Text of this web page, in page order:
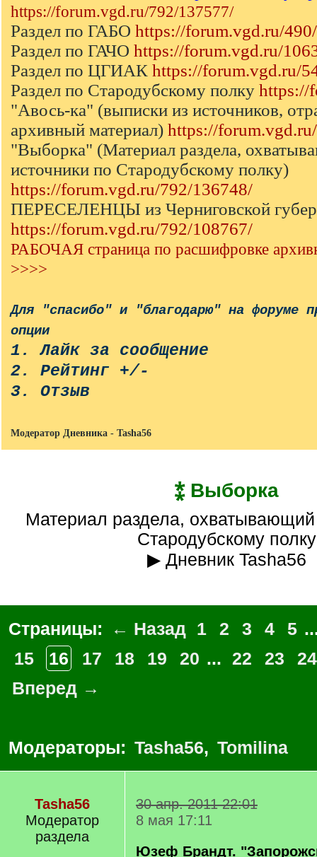
https://forum.vgd.ru/792/137577/
Раздел по ГАБО https://forum.vgd.ru/490/
Раздел по ГАЧО https://forum.vgd.ru/
Раздел по ЦГИАК https://forum.vgd.ru/
Раздел по Стародубскому полку https://
"Авось-ка" (выписки из источников,
архивный материал) https://
"Выборка" (Материал раздела,
источники по Стародубскому полку)
https://forum.vgd.ru/792/136748/
ПЕРЕСЕЛЕНЦЫ из Черниговской
https://forum.vgd.ru/792/108767/
РАБОЧАЯ страница по расшифровке
>>>>
Для "спасибо" и "благодарю" на форуме
опции
1. Лайк за сообщение
2. Рейтинг +/-
3. Отзыв
Модератор Дневника - Tasha56
⁑ Выборка
Материал раздела, охватывающий источники по
Стародубскому полку
▶ Дневник Tasha56
Страницы: ← Назад 1 2 3 4 5
15
16 17 18 19 20 ... 22 23
24
Вперед →
Модераторы: Tasha56, Tomilina
Tasha56
Модератор
раздела
30 апр. 2011 22:01
8 мая 17:11
Юзеф Брандт.